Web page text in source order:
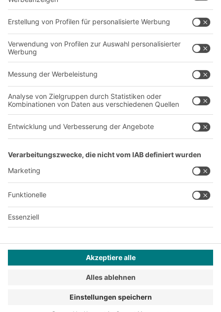
Regalsysteme
Transportsysteme
Dienstleistungen
Unternehmen
Über uns
Produktionsstandorte
Karriere
Follow us
YOUR LIFE.
Design & Realisation+ | LOUISINTERNET
Dieses Angebot ist für Industrie, Handwerk, Handel und die
freien Berufe zur Verwendung in der selbstständigen,